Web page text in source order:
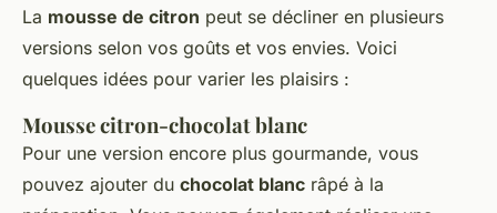
La mousse de citron peut se décliner en plusieurs
versions selon vos goûts et vos envies. Voici
quelques idées pour varier les plaisirs :
Mousse citron-chocolat blanc
Pour une version encore plus gourmande, vous
pouvez ajouter du chocolat blanc râpé à la